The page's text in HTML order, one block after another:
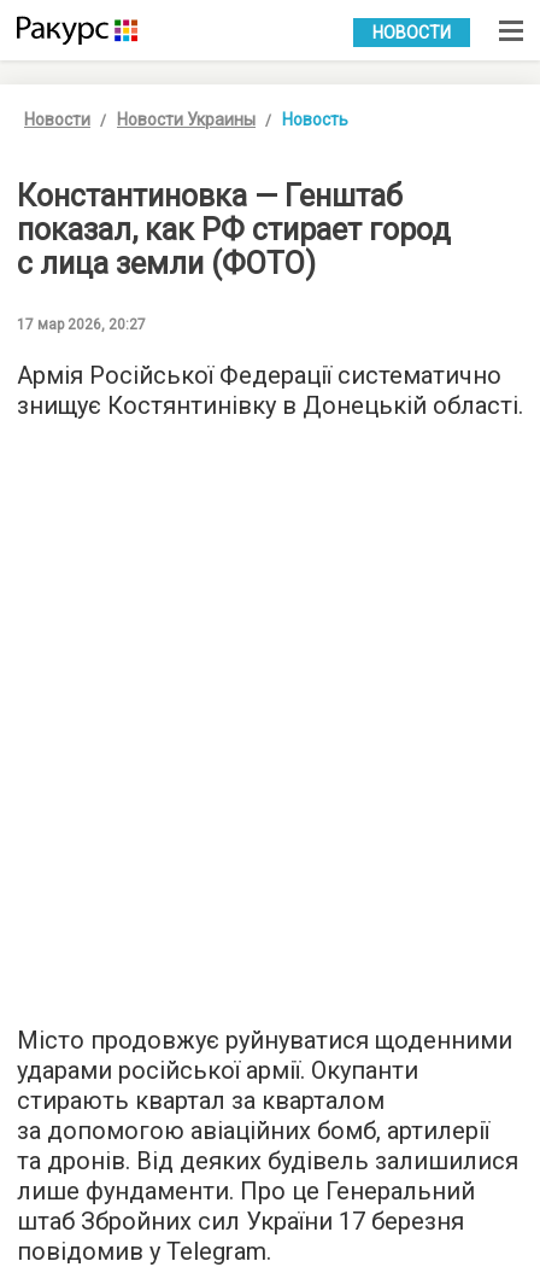
УКР РУС
НОВОСТИ
Новости Новости Украины Новость
Константиновка — Генштаб
показал, как РФ стирает город
с лица земли (ФОТО)
17 мар 2026, 20:27
Армія Російської Федерації систематично
знищує Костянтинівку в Донецькій області.
Місто продовжує руйнуватися щоденними
ударами російської армії. Окупанти
стирають квартал за кварталом
за допомогою авіаційних бомб, артилерії
та дронів. Від деяких будівель залишилися
лише фундаменти. Про це Генеральний
штаб Збройних сил України 17 березня
повідомив у Telegram.